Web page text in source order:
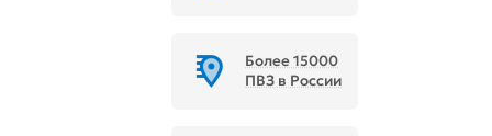
Более 15000
ПВЗ в России